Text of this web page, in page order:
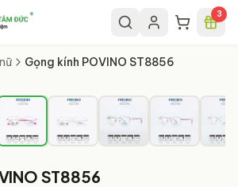
chính 3
Gọng kính POVINO ST8856
ST8856